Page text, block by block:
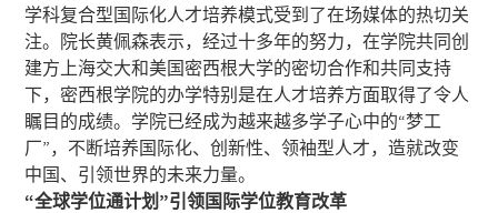
学科复合型国际化人才培养模式受到了在场媒体的热切关
注。院长黄佩森表示，经过十多年的努力，在学院共同创
建方上海交大和美国密西根大学的密切合作和共同支持
下，密西根学院的办学特别是在人才培养方面取得了令人
瞩目的成绩。学院已经成为越来越多学子心中的“梦工
厂”，不断培养国际化、创新性、领袖型人才，造就改变
中国、引领世界的未来力量。
“全球学位通计划”引领国际学位教育改革